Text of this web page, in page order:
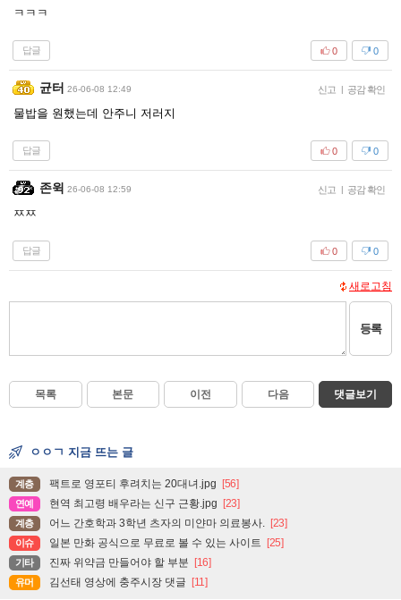
ㅋㅋㅋ
답글 0
0
균터 26-06-08 12:49 신고 | 공감 확인
물밥을 원했는데 안주니 저러지
답글 0
0
존윅 26-06-08 12:59 신고 | 공감 확인
ㅉㅉ
답글 0
0
새로고침
등록
목록 본문 이전 다음 댓글보기
ㅇㅇㄱ 지금 뜨는 글
계층 팩트로 영포티 후려치는 20대녀.jpg [56]
연예 현역 최고령 배우라는 신구 근황.jpg [23]
계층 어느 간호학과 3학년 츠자의 미얀마 의료봉사. [23]
이슈 일본 만화 공식으로 무료로 볼 수 있는 사이트 [25]
기타 진짜 위약금 만들어야 할 부분 [16]
유머 김선태 영상에 충주시장 댓글 [11]